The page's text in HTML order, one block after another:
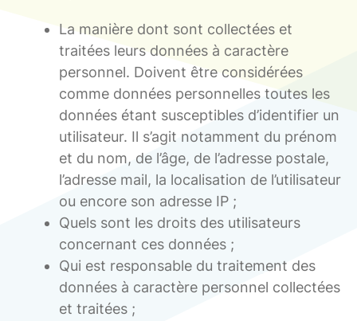
La manière dont sont collectées et
traitées leurs données à caractère
personnel. Doivent être considérées
comme données personnelles toutes les
données étant susceptibles d’identifier un
utilisateur. Il s’agit notamment du prénom
et du nom, de l’âge, de l’adresse postale,
l’adresse mail, la localisation de l’utilisateur
ou encore son adresse IP ;
Quels sont les droits des utilisateurs
concernant ces données ;
Qui est responsable du traitement des
données à caractère personnel collectées
et traitées ;